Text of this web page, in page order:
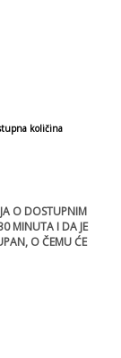
količina
O DOSTUPNIM
MINUTA I DA JE
O ČEMU ĆE